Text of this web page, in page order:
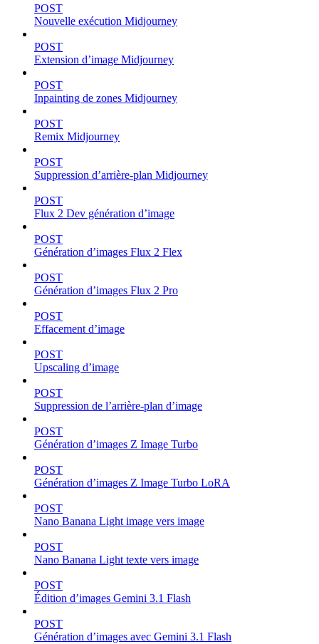
POST
Nouvelle exécution Midjourney
POST
Extension d’image Midjourney
POST
Inpainting de zones Midjourney
POST
Remix Midjourney
POST
Suppression d’arrière-plan Midjourney
POST
Flux 2 Dev génération d’image
POST
Génération d’images Flux 2 Flex
POST
Génération d’images Flux 2 Pro
POST
Effacement d’image
POST
Upscaling d’image
POST
Suppression de l’arrière-plan d’image
POST
Génération d’images Z Image Turbo
POST
Génération d’images Z Image Turbo LoRA
POST
Nano Banana Light image vers image
POST
Nano Banana Light texte vers image
POST
Édition d’images Gemini 3.1 Flash
POST
Génération d’images avec Gemini 3.1 Flash